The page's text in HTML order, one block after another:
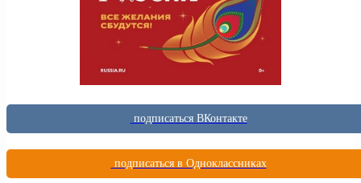
подписаться ВКонтакте
подписаться в Одноклассниках